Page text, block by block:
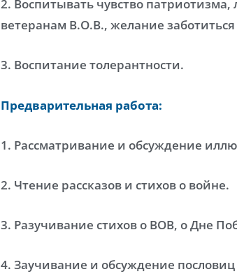
2. Воспитывать чувство
ветеранам В.О.В., желание заботиться
3. Воспитание толерантности.
Предварительная работа:
1. Рассматривание и обсуждение
2. Чтение рассказов и стихов о войне.
3. Разучивание стихов о ВОВ, о Дне
4. Заучивание и обсуждение